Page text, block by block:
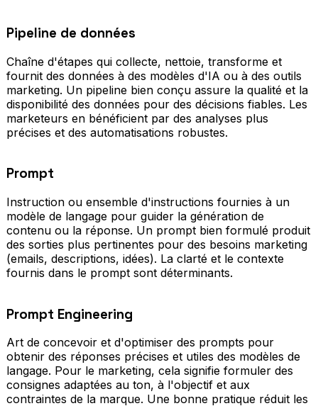
Pipeline de données
Chaîne d'étapes qui collecte, nettoie, transforme et
fournit des données à des modèles d'IA ou à des outils
marketing. Un pipeline bien conçu assure la qualité et la
disponibilité des données pour des décisions fiables. Les
marketeurs en bénéficient par des analyses plus
précises et des automatisations robustes.
Prompt
Instruction ou ensemble d'instructions fournies à un
modèle de langage pour guider la génération de
contenu ou la réponse. Un prompt bien formulé produit
des sorties plus pertinentes pour des besoins marketing
(emails, descriptions, idées). La clarté et le contexte
fournis dans le prompt sont déterminants.
Prompt Engineering
Art de concevoir et d'optimiser des prompts pour
obtenir des réponses précises et utiles des modèles de
langage. Pour le marketing, cela signifie formuler des
consignes adaptées au ton, à l'objectif et aux
contraintes de la marque. Une bonne pratique réduit les